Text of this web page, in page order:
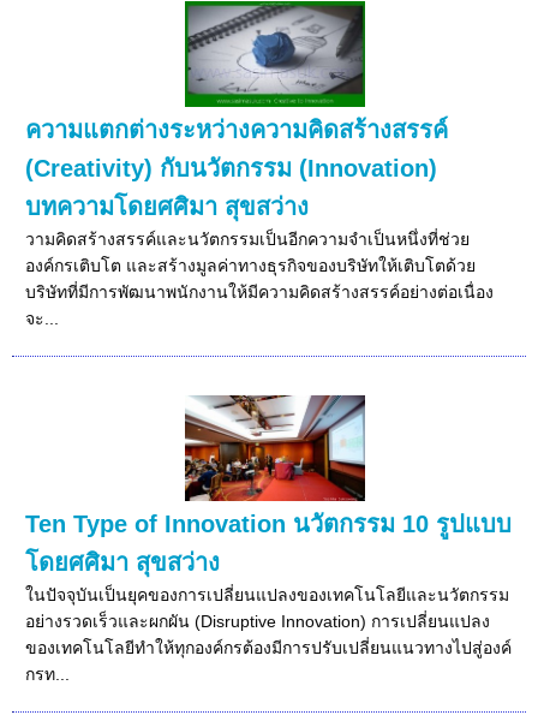
ความแตกต่างระหว่างความคิดสร้างสรรค์
(Creativity) กับนวัตกรรม (Innovation)
บทความโดยศศิมา สุขสว่าง
วามคิดสร้างสรรค์และนวัตกรรมเป็นอีกความจำเป็นหนึ่งที่ช่วย
องค์กรเติบโต และสร้างมูลค่าทางธุรกิจของบริษัทให้เติบโตด้วย
บริษัทที่มีการพัฒนาพนักงานให้มีความคิดสร้างสรรค์อย่างต่อเนื่อง
จะ...
Ten Type of Innovation นวัตกรรม 10 รูปแบบ
โดยศศิมา สุขสว่าง
ในปัจจุบันเป็นยุคของการเปลี่ยนแปลงของเทคโนโลยีและนวัตกรรม
อย่างรวดเร็วและผกผัน (Disruptive Innovation) การเปลี่ยนแปลง
ของเทคโนโลยีทำให้ทุกองค์กรต้องมีการปรับเปลี่ยนแนวทางไปสู่องค์
กรท...